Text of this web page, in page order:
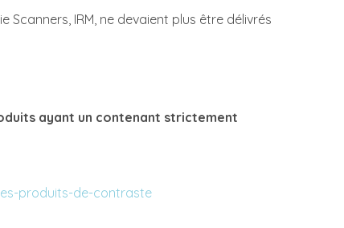
Scanners, IRM, ne devaient plus être délivrés
ayant un contenant strictement
produits-de-contraste